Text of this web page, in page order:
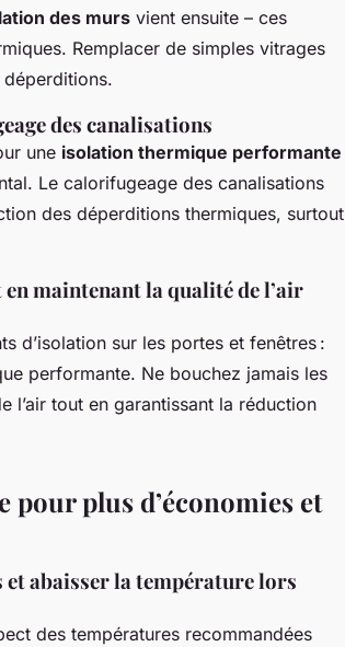
des murs vient ensuite – ces
Remplacer de simples vitrages
des canalisations
une isolation thermique performante
Le calorifugeage des canalisations
des déperditions thermiques, surtout
maintenant la qualité de l’air
d’isolation sur les portes et fenêtres :
performante. Ne bouchez jamais les
l’air tout en garantissant la réduction
plus d’économies et
et abaisser la température lors
des températures recommandées